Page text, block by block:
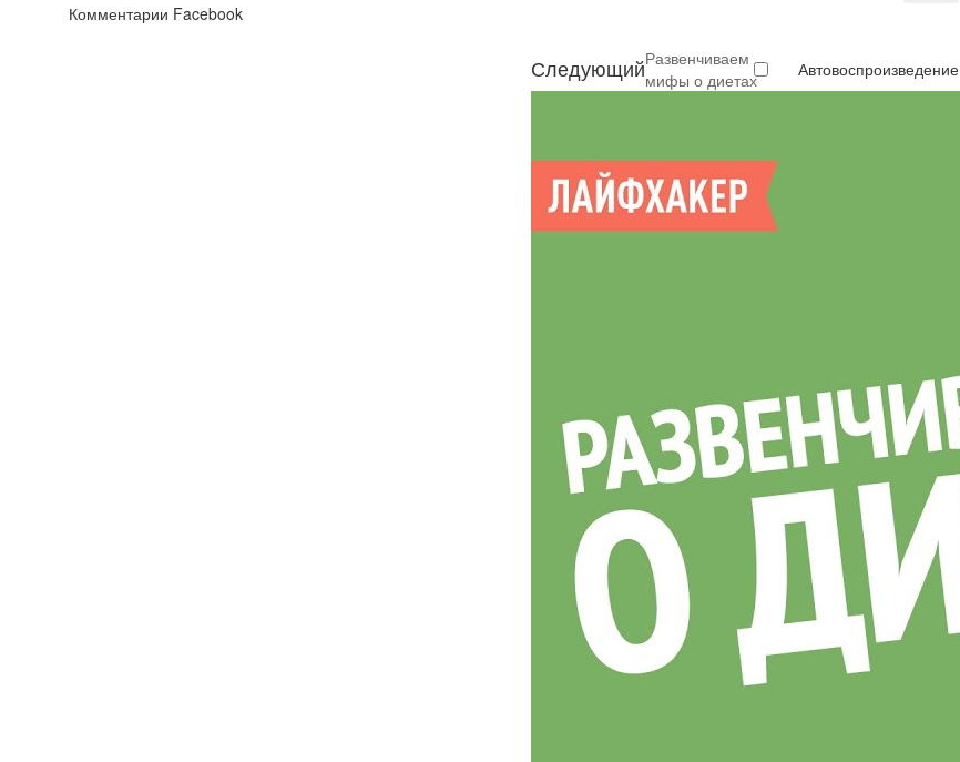
Комментарии Facebook
Следующий Автовоспроизведение
Развенчиваем
мифы о диетах